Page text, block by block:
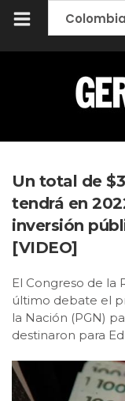
Un total de
tendrá en
inversión
[VIDEO]
El Congreso de la
último debate el
la Nación (PGN)
destinaron para